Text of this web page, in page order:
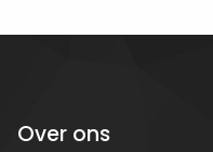
Over ons